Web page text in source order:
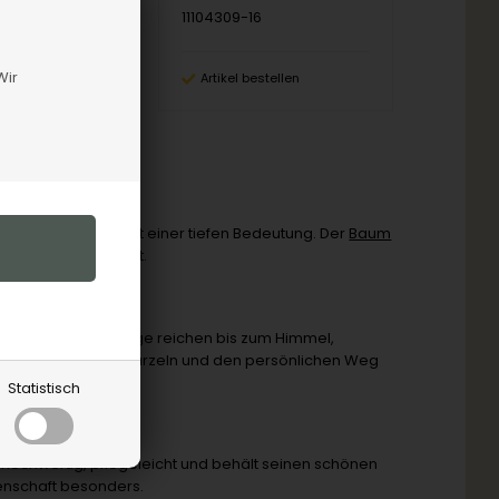
Statistisch
11104309-16
Artikel bestellen
Design mit einer tiefen Bedeutung. Der Baum
Ausdruck bringt.
Seine Zweige reichen bis zum Himmel,
die eigenen Wurzeln und den persönlichen Weg
pflegeleicht und behält seinen schönen
besonders.